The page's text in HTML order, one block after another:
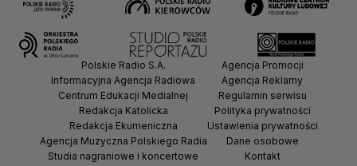
Polskie Radio S.A.
Informacyjna Agencja Radiowa
Centrum Edukacji Medialnej
Redakcja Katolicka
Redakcja Ekumeniczna
Agencja Muzyczna Polskiego Radia
Studia nagraniowe i koncertowe
Agencja Promocji
Agencja Reklamy
Regulamin serwisu
Polityka prywatności
Ustawienia prywatności
Dane osobowe
Kontakt